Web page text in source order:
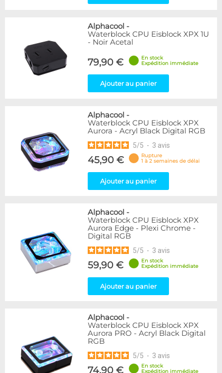
Alphacool -
Waterblock CPU Eisblock XPX 1U
- Noir Acetal
79,90 €
En stock
Expédition immédiate
Ajouter au panier
Alphacool -
Waterblock CPU Eisblock XPX
Aurora - Acryl Black Digital RGB
5/5 - 3 avis
45,90 €
Rupture
1 à 2 semaines de délai
Ajouter au panier
Alphacool -
Waterblock CPU Eisblock XPX
Aurora Edge - Plexi Chrome -
Digital RGB
5/5 - 3 avis
59,90 €
En stock
Expédition immédiate
Ajouter au panier
Alphacool -
Waterblock CPU Eisblock XPX
Aurora PRO - Acryl Black Digital
RGB
5/5 - 3 avis
74,90 €
En stock
Expédition immédiate